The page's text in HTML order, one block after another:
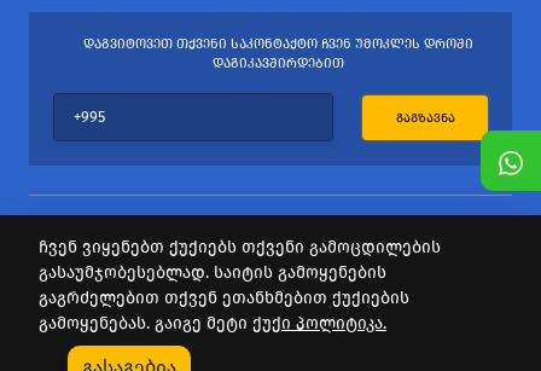
ᲓᲐᲒᲕᲘᲢᲝᲕᲔᲗ ᲗᲥᲕᲔᲜᲘ ᲡᲐᲙᲝᲜᲢᲐᲥᲢᲝ ᲩᲕᲔᲜ ᲣᲛᲝᲙᲚᲔᲡ ᲓᲠᲝᲨᲘ
ᲓᲐᲒᲘᲙᲐᲕᲨᲘᲠᲓᲔᲑᲘᲗ
ᲒᲐᲒᲖᲐᲕᲜᲐ
ყველა უფლება დაცულია
საიტის პროვაიდერი Webdoors.ge
ჩვენ ვიყენებთ ქუქიებს თქვენი გამოცდილების
გასაუმჯობესებლად. საიტის გამოყენების
გაგრძელებით თქვენ ეთანხმებით ქუქიების
გამოყენებას. გაიგე მეტი ქუქი პოლიტიკა.